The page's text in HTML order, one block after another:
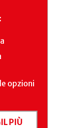
opzioni
PIÙ